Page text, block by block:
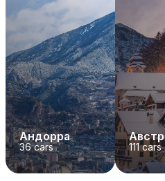
Андорра
36cars 111cars